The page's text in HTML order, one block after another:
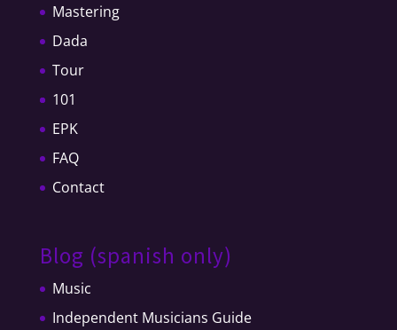
Mastering
Dada
Tour
101
EPK
FAQ
Contact
Blog (spanish only)
Music
Independent Musicians Guide